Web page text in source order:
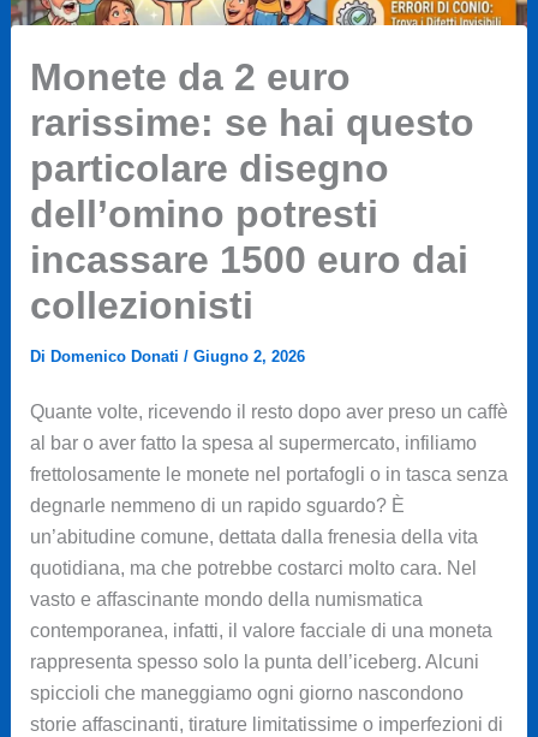
Monete da 2 euro
rarissime: se hai questo
particolare disegno
dell’omino potresti
incassare 1500 euro dai
collezionisti
Di Domenico Donati / Giugno 2, 2026
Quante volte, ricevendo il resto dopo aver preso un caffè
al bar o aver fatto la spesa al supermercato, infiliamo
frettolosamente le monete nel portafogli o in tasca senza
degnarle nemmeno di un rapido sguardo? È
un’abitudine comune, dettata dalla frenesia della vita
quotidiana, ma che potrebbe costarci molto cara. Nel
vasto e affascinante mondo della numismatica
contemporanea, infatti, il valore facciale di una moneta
rappresenta spesso solo la punta dell’iceberg. Alcuni
spiccioli che maneggiamo ogni giorno nascondono
storie affascinanti, tirature limitatissime o imperfezioni di